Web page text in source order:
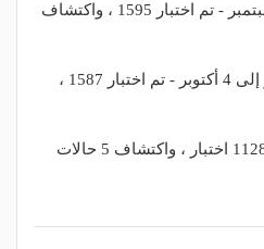
الجولة الرابعة : 21 إلى 27 سبتمبر - تم اختبار 1595 ، واكتشاف
الجولة الخامسة : 28 سبتمبر إلى 4 أكتوبر - تم اختبار 1587 ،
الجولة 6 : 5 إلى 11 أكتوبر - 1128 اختبار ، واكتشاف 5 حالات